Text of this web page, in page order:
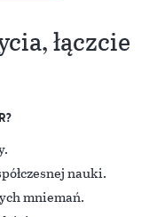
łączcie
nauki.
mniemań.